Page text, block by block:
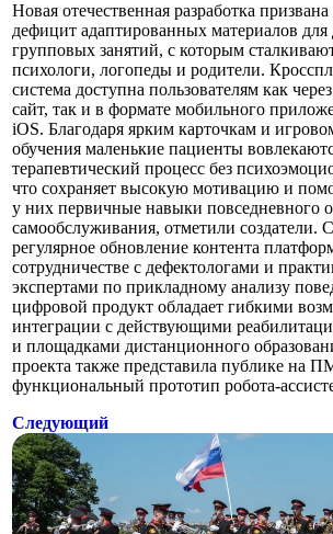
Новая отечественная разработка
дефицит адаптированных материалов
групповых занятий, с которым
психологи, логопеды и родители.
система доступна пользователям как
сайт, так и в формате мобильного
iOS. Благодаря ярким карточкам и
обучения маленькие пациенты
терапевтический процесс без
что сохраняет высокую мотивацию и
у них первичные навыки повседневного
самообслуживания, отметили создатели.
регулярное обновление контента
сотрудничестве с дефектологами и
экспертами по прикладному анализу
цифровой продукт обладает гибкими
интеграции с действующими
и площадками дистанционного
проекта также представила публике на
функциональный прототип робота-
Следующий